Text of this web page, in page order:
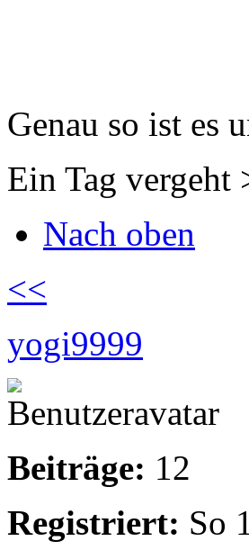
Genau so ist es
Ein Tag
Nach oben
<<
yogi9999
Beiträge: 12
Registriert: So